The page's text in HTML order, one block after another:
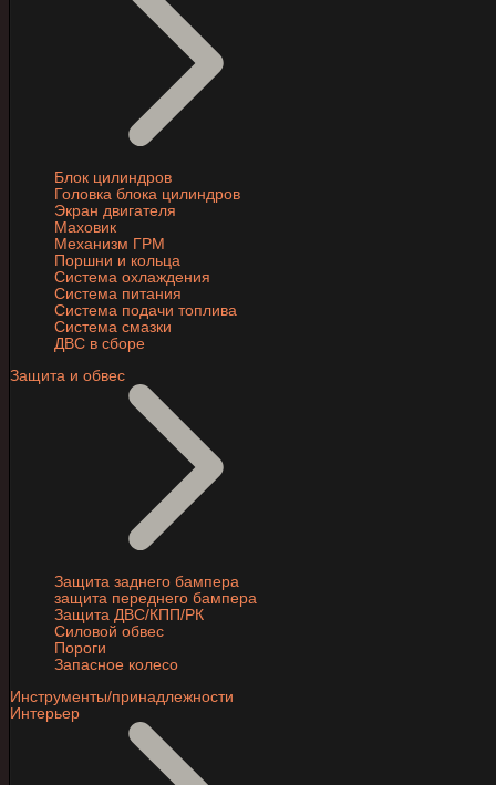
Блок цилиндров
Головка блока цилиндров
Экран двигателя
Маховик
Механизм ГРМ
Поршни и кольца
Система охлаждения
Система питания
Система подачи топлива
Система смазки
ДВС в сборе
Защита и обвес
Защита заднего бампера
защита переднего бампера
Защита ДВС/КПП/РК
Силовой обвес
Пороги
Запасное колесо
Инструменты/принадлежности
Интерьер